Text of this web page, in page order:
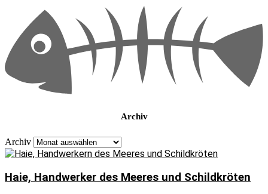
Archiv
Archiv
Haie, Handwerker des Meeres und Schildkröten